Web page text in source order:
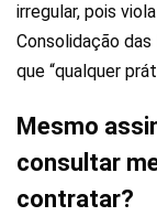
irregular, pois
Consolidação
que “qualquer
Mesmo
consultar
contratar?